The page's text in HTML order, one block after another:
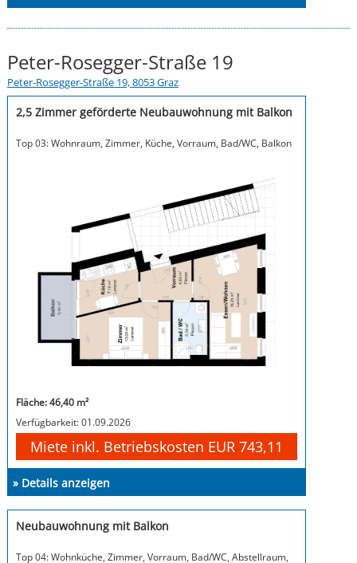
Peter-Rosegger-Straße 19
Peter-Rosegger-Straße 19, 8053 Graz
2,5 Zimmer geförderte Neubauwohnung mit Balkon
Top 03: Wohnraum, Zimmer, Küche, Vorraum, Bad/WC, Balkon
Fläche: 46,40 m²
Verfügbarkeit: 01.09.2026
Miete inkl. Betriebskosten EUR 743,11
» Details anzeigen
Neubauwohnung mit Balkon
Top 04: Wohnküche, Zimmer, Vorraum, Bad/WC, Abstellraum,